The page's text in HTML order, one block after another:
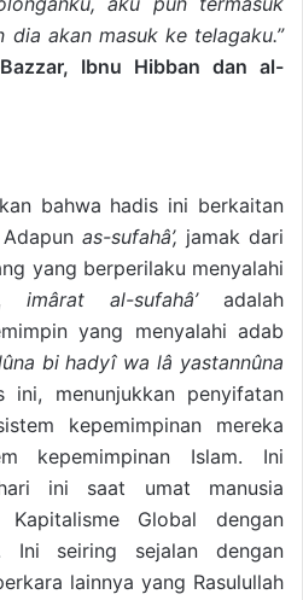
dia akan masuk ke telagaku.”
Ibnu Hibban dan al-
bahwa hadis ini berkaitan
as-sufahâ’, jamak dari
yang berperilaku menyalahi
imârat al-sufahâ’ adalah
yang menyalahi adab
bi hadyî wa lâ yastannûna
ini, menunjukkan penyifatan
kepemimpinan mereka
kepemimpinan Islam. Ini
ini saat umat manusia
Global dengan
Ini seiring sejalan dengan
lainnya yang Rasulullah